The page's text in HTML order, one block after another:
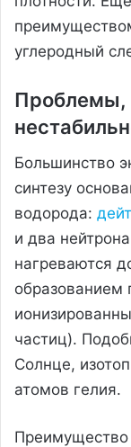
углеродный
Проблемы,
Большинство
синтезу
водорода:
и два
нагреваются
образованием
частиц).
Солнце,
атомов гелия.
Преимущество